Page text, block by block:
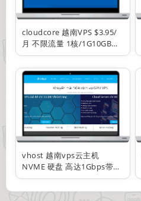
cloudcore 越南VPS $3.95/
月 不限流量 1核/1G10GB
SSD 100M带宽 有windows
vhost 越南vps云主机
NVME 硬盘 高达1Gbps带宽
无限流量 月付 季付